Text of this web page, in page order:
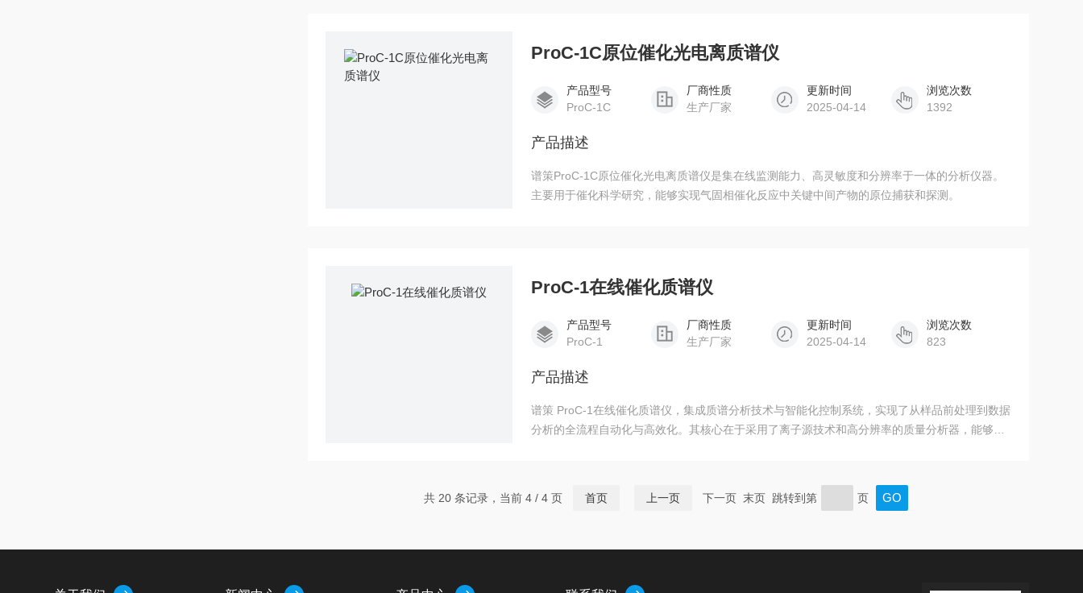
ProC-1C原位催化光电离质谱仪
产品型号
ProC-1C
厂商性质
生产厂家
更新时间
2025-04-14
浏览次数
1392
产品描述
谱策ProC-1C原位催化光电离质谱仪是集在线监测能力、高灵敏度和分辨率于一体的分析仪器。
主要用于催化科学研究，能够实现气固相催化反应中关键中间产物的原位捕获和探测。
ProC-1在线催化质谱仪
产品型号
ProC-1
厂商性质
生产厂家
更新时间
2025-04-14
浏览次数
823
产品描述
谱策 ProC-1在线催化质谱仪，集成质谱分析技术与智能化控制系统，实现了从样品前处理到数据
分析的全流程自动化与高效化。其核心在于采用了离子源技术和高分辨率的质量分析器，能够在
共 20 条记录，当前 4 / 4 页 首页 上一页 下一页 末页 跳转到第 页